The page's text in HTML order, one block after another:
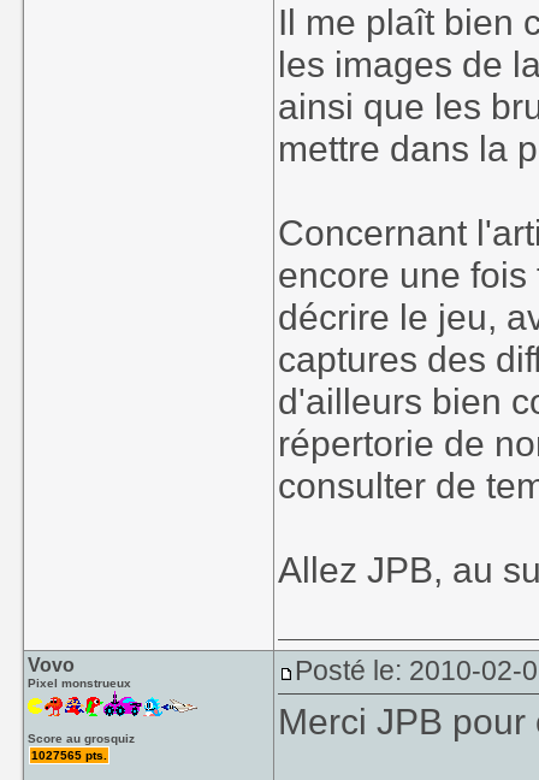
Il me plaît bien
les images de
ainsi que les
mettre dans la
Concernant
encore une
décrire le jeu,
captures des
d'ailleurs bien
répertorie de
consulter de
Allez JPB, au
Vovo
Pixel monstrueux
Score au grosquiz
1027565 pts.
Posté le: 2010-02-
Merci JPB pour